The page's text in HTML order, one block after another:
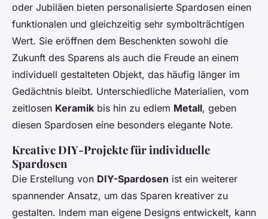
oder Jubiläen bieten personalisierte Spardosen einen
funktionalen und gleichzeitig sehr symbolträchtigen
Wert. Sie eröffnen dem Beschenkten sowohl die
Zukunft des Sparens als auch die Freude an einem
individuell gestalteten Objekt, das häufig länger im
Gedächtnis bleibt. Unterschiedliche Materialien, vom
zeitlosen Keramik bis hin zu edlem Metall, geben
diesen Spardosen eine besonders elegante Note.
Kreative DIY-Projekte für individuelle
Spardosen
Die Erstellung von DIY-Spardosen ist ein weiterer
spannender Ansatz, um das Sparen kreativer zu
gestalten. Indem man eigene Designs entwickelt, kann